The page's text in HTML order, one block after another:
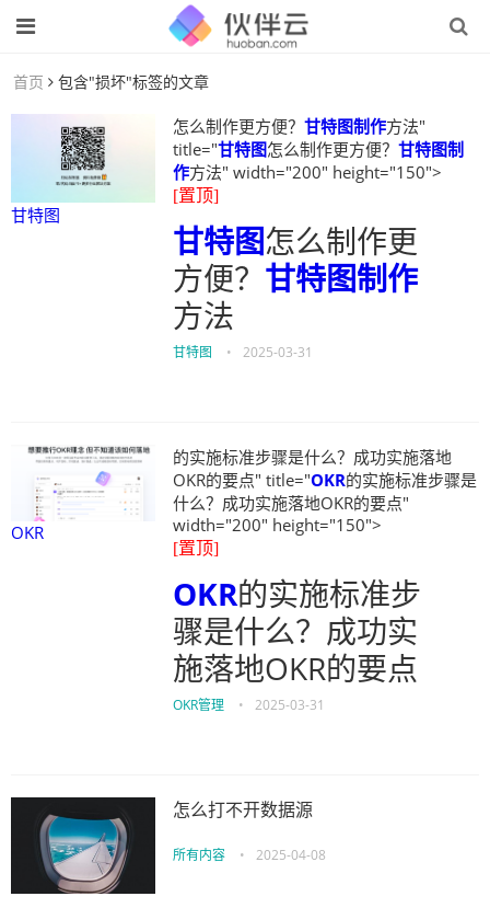
首页 包含"损坏"标签的文章
甘特图
怎么制作更方便？ 甘特图制作方法"
title="甘特图怎么制作更方便？ 甘特图制
作方法" width="200" height="150">
[置顶]
甘特图怎么制作更
方便？ 甘特图制作
方法
甘特图 • 2025-03-31
OKR
的实施标准步骤是什么？成功实施落地
OKR的要点" title="OKR的实施标准步骤是
什么？成功实施落地OKR的要点"
width="200" height="150">
[置顶]
OKR的实施标准步
骤是什么？成功实
施落地OKR的要点
OKR管理 • 2025-03-31
怎么打不开数据源
所有内容 • 2025-04-08